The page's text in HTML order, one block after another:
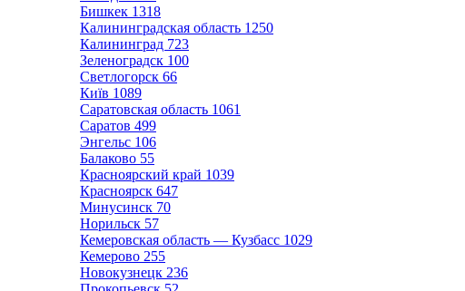
Бишкек 1318
Калининградская область 1250
Калининград 723
Зеленоградск 100
Светлогорск 66
Київ 1089
Саратовская область 1061
Саратов 499
Энгельс 106
Балаково 55
Красноярский край 1039
Красноярск 647
Минусинск 70
Норильск 57
Кемеровская область — Кузбасс 1029
Кемерово 255
Новокузнецк 236